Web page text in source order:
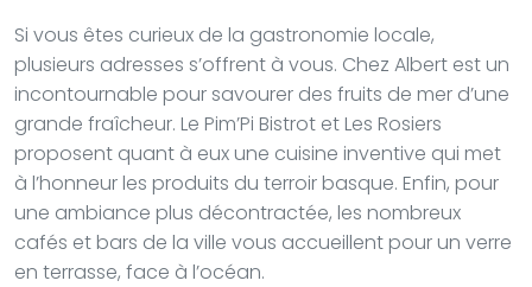
Si vous êtes curieux de la gastronomie locale,
plusieurs adresses s’offrent à vous. Chez Albert est un
incontournable pour savourer des fruits de mer d’une
grande fraîcheur. Le Pim’Pi Bistrot et Les Rosiers
proposent quant à eux une cuisine inventive qui met
à l’honneur les produits du terroir basque. Enfin, pour
une ambiance plus décontractée, les nombreux
cafés et bars de la ville vous accueillent pour un verre
en terrasse, face à l’océan.